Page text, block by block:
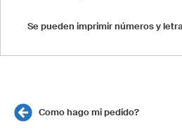
Se pueden imprimir números y
Como hago mi pedido?